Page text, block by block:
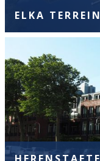
ELKA TERREIN